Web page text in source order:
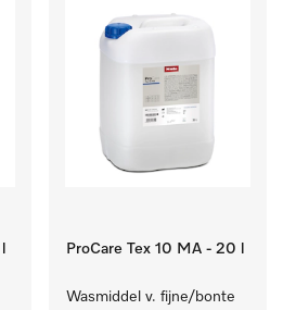
ProCare Tex 10 MA - 20 l
Wasmiddel v. fijne/bonte